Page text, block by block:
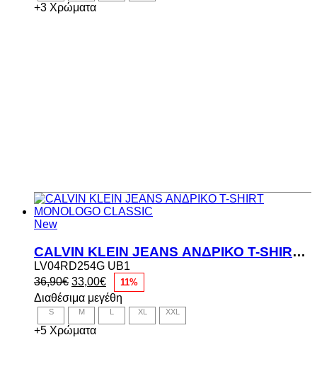
+3 Χρώματα
New
CALVIN KLEIN JEANS ΑΝΔΡΙΚΟ T-SHIRT MONOLOGO CLASSIC
LV04RD254G UB1
36,90€ Original
price
was:
36,90€.
33,00€Η
τρέχουσα
τιμή
είναι:
11%
Διαθέσιμα μεγέθη
S M L XL XXL
+5 Χρώματα